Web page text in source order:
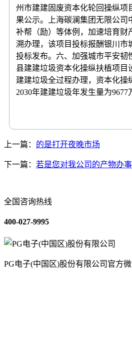
州市建建固废资本化轮回操纵项
果公示。上海碳澜集团无限公司
补帮（励）等体例，加速培育财
溯办理，该项目投标报酬银川
投标发布。六、加强城市平安韧
县建建垃圾资本化操纵扶植项目
建建垃圾全过程办理，资本化操
2030年建建垃圾年发生量为
上一篇： 的是打开夜晚市场
下一篇： 若是您对我公司的产物办
全国咨询热线
400-027-9995
PG电子(中国区)股份有限公司官方